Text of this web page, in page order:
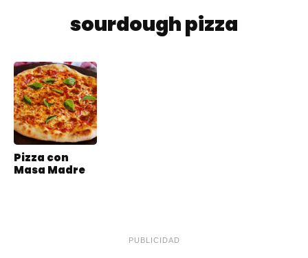
sourdough pizza
Pizza con
Masa Madre
PUBLICIDAD